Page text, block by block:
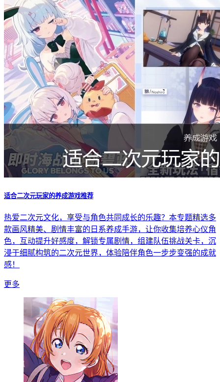
适合二次元玩家的养成游戏推荐
热爱二次元文化，享受与角色共同成长的乐趣？本专题精选多
款画风精美、剧情丰富的日系养成手游，让你收集培养心仪角
色，互动提升好感度，解锁专属剧情，组建队伍挑战关卡，沉
浸于细腻构筑的二次元世界，体验陪伴角色一步步变强的成就
感！
更多